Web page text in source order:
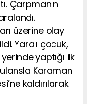
Çarpmanın
üzerine olay
Yaralı çocuk,
yaptığı ilk
Karaman
kaldırılarak